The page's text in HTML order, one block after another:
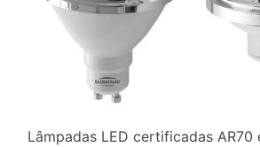
Lâmpadas LED certificadas AR70